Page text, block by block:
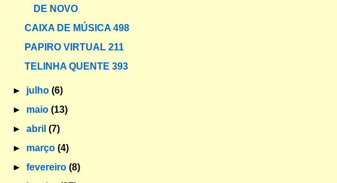
DE NOVO
CAIXA DE MÚSICA 498
PAPIRO VIRTUAL 211
TELINHA QUENTE 393
► julho(6)
► maio(13)
►abril(7)
► março(4)
►fevereiro(8)